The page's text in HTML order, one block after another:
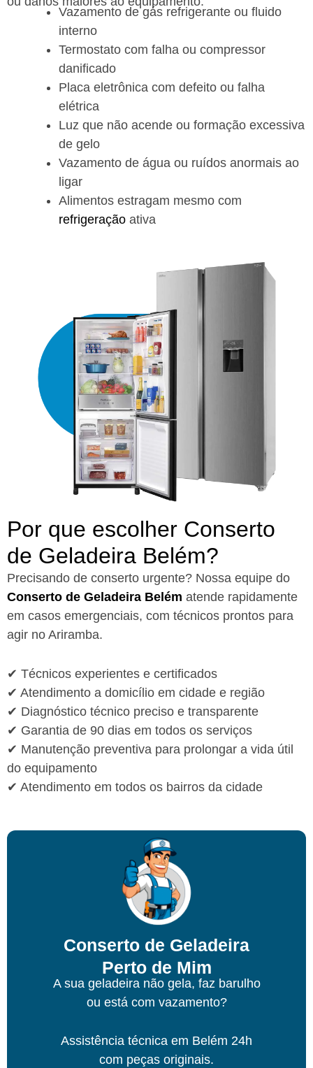
Vazamento de gás refrigerante ou fluido
interno
Termostato com falha ou compressor
danificado
Placa eletrônica com defeito ou falha
elétrica
Luz que não acende ou formação excessiva
de gelo
Vazamento de água ou ruídos anormais ao
ligar
Alimentos estragam mesmo com
refrigeração ativa
Por que escolher Conserto
de Geladeira Belém?​
Precisando de conserto urgente? Nossa equipe do
Conserto de Geladeira Belém atende rapidamente
em casos emergenciais, com técnicos prontos para
agir no Ariramba.
✔ Técnicos experientes e certificados
✔ Atendimento a domicílio em cidade e região
✔ Diagnóstico técnico preciso e transparente
✔ Garantia de 90 dias em todos os serviços
✔ Manutenção preventiva para prolongar a vida útil
do equipamento
✔ Atendimento em todos os bairros da cidade
Conserto de Geladeira
Perto de Mim
A sua geladeira não gela, faz barulho
ou está com vazamento?
Assistência técnica em Belém 24h
com peças originais.